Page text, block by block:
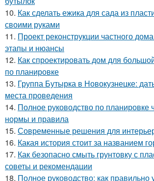
10. Как сделать ежика для сада из
своими руками
11. Проект реконструкции частного
этапы и нюансы
12. Как спроектировать дом для
по планировке
13. Группа Бутырка в Новокузнецке:
места проведения
14. Полное руководство по планировке
нормы и правила
15. Современные решения для
16. Какая история стоит за названием
17. Как безопасно смыть грунтовку с
советы и рекомендации
18. Полное руководство: как правильно